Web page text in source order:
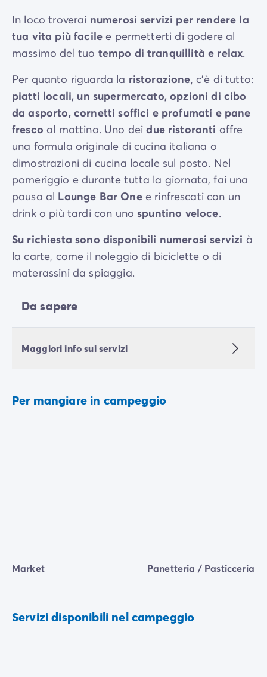
In loco troverai numerosi servizi per rendere la
tua vita più facile e permetterti di godere al
massimo del tuo tempo di tranquillità e relax.
Per quanto riguarda la ristorazione, c'è di tutto:
piatti locali, un supermercato, opzioni di cibo
da asporto, cornetti soffici e profumati e pane
fresco al mattino. Uno deidue ristoranti offre
una formula originale di cucina italiana o
dimostrazioni di cucina locale sul posto. Nel
pomeriggio e durante tutta la giornata, fai una
pausa al Lounge Bar Onee rinfrescati con un
drink o più tardi con unospuntino veloce.
Su richiesta sono disponibili numerosi servizi à
la carte, come il noleggio di biciclette o di
materassini da spiaggia.
Da sapere
Maggiori info sui servizi
Per mangiare in campeggio
Market Panetteria / Pasticceria
Servizi disponibili nel campeggio